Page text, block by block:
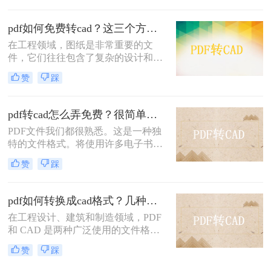
文件转换为PDF格式。这是因为PDF
格式的文件在不同操作系统和设备上
的兼容性较好，而且容易与他人共
享。
pdf如何免费转cad？这三个方法简单又好用！
在工程领域，图纸是非常重要的文
件，它们往往包含了复杂的设计和构
建细节。传统上，这些图纸都是以
PDF格式保存，但是随着技术的发
CAD文件。
赞 踩
pdf转cad怎么弄免费？很简单的在线方法就能解决！
PDF文件我们都很熟悉。这是一种独
特的文件格式。将使用许多电子书和
产品描述。了解CAD的合作伙伴知
道，CAD图纸的基本格式通常是
看不到CAD图纸。我该怎么办？你知
道吗？PDF文件可以转换为CAD文
件。很多人不知道。如果你知道，你
可以很容易地解决工作中遇到的转换
问题。pdf转cad怎么弄免费？本文将
教我们如何pdf转cad，让我们来看
赞 踩
pdf如何转换成cad格式？几种常见方法与详细指南！
在工程设计、建筑和制造领域，PDF
和 CAD 是两种广泛使用的文件格
式。PDF 文件通常用于查看和共享设
计图纸，而 CAD 文件（如 DWG 或
赞 踩